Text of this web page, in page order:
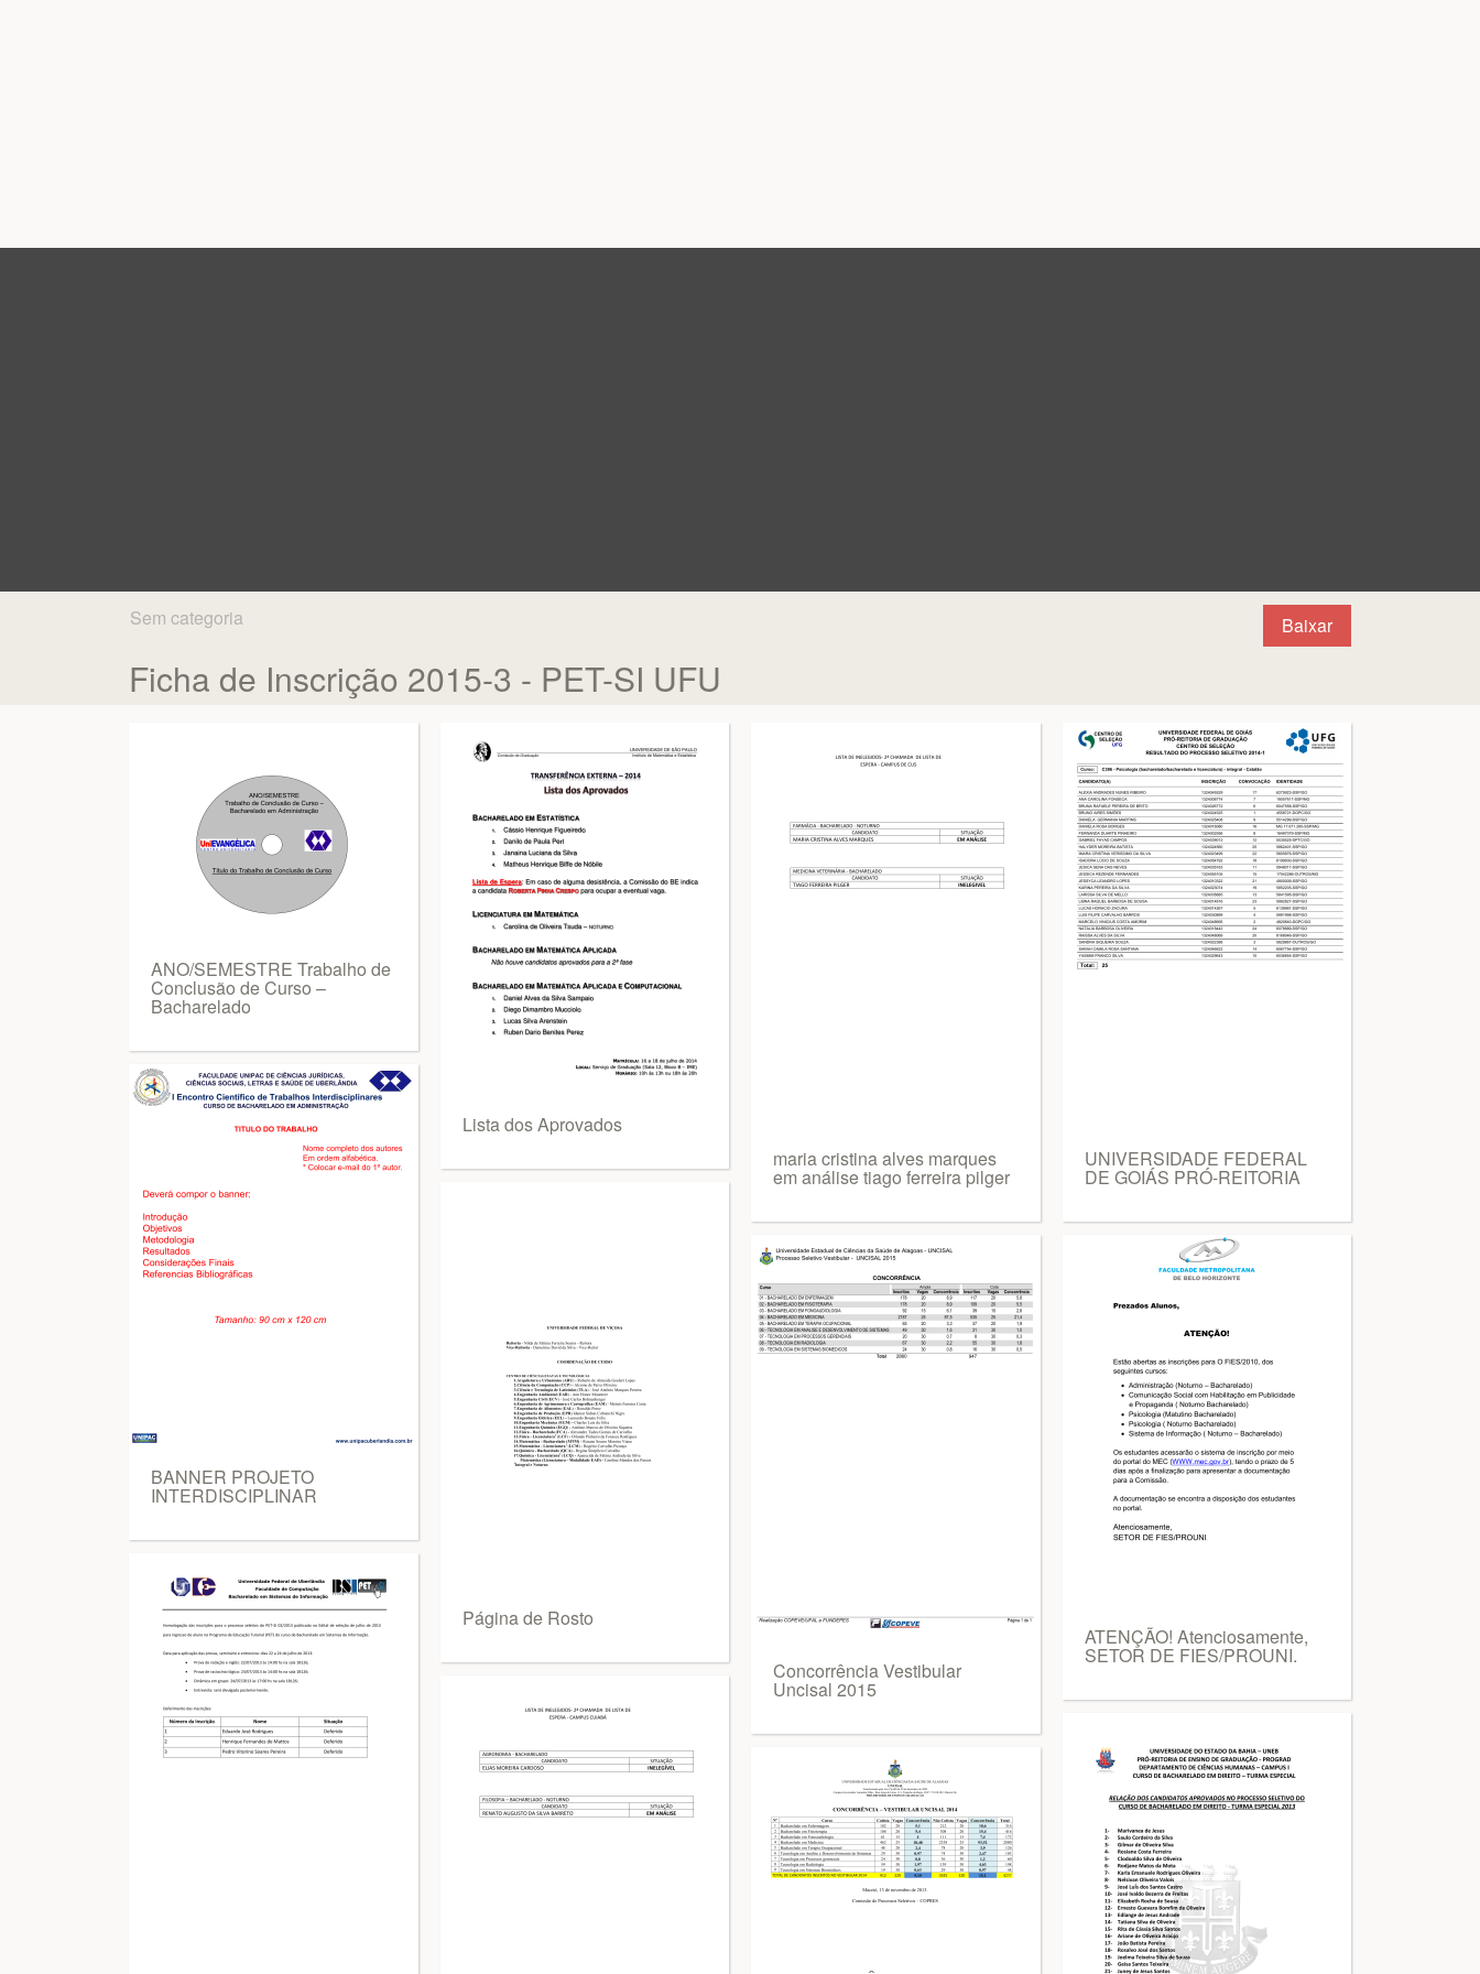
Baixar
Sem categoria
Ficha de Inscrição 2015-3 - PET-SI UFU
ANO/SEMESTRE Trabalho de
Conclusão de Curso –
Bacharelado
BANNER PROJETO
INTERDISCIPLINAR
Lista dos Aprovados
Página de Rosto
maria cristina alves marques
em análise tiago ferreira pilger
Concorrência Vestibular
Uncisal 2015
UNIVERSIDADE FEDERAL
DE GOIÁS PRÓ-REITORIA
ATENÇÃO! Atenciosamente,
SETOR DE FIES/PROUNI.